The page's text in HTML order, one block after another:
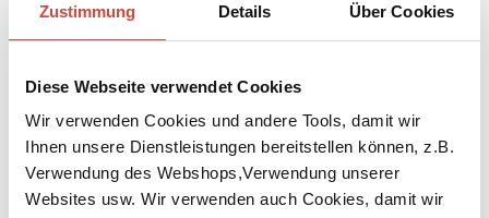
Zustimmung Details Über Cookies
Diese Webseite verwendet Cookies
Wir verwenden Cookies und andere Tools, damit wir
Ihnen unsere Dienstleistungen bereitstellen können, z.B.
Verwendung des Webshops,Verwendung unserer
Websites usw. Wir verwenden auch Cookies, damit wir